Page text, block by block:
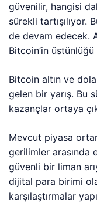
güvenilir, hangisi
sürekli tartışılıyor.
de devam edecek.
Bitcoin’in
Bitcoin altın ve
gelen bir yarış. Bu
kazançlar ortaya
Mevcut piyasa
gerilimler arasında
güvenli bir liman
dijital para birimi
karşılaştırmalar